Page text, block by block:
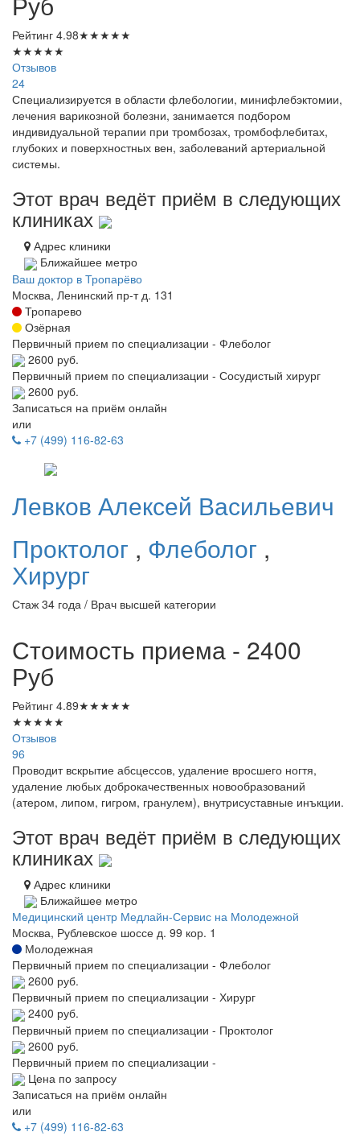
Рейтинг 4.98★★★★★
★★★★★
Отзывов
24
Специализируется в области флебологии, минифлебэктомии,
лечения варикозной болезни, занимается подбором
индивидуальной терапии при тромбозах, тромбофлебитах,
глубоких и поверхностных вен, заболеваний артериальной
системы.
Этот врач ведёт приём в следующих
клиниках
Адрес клиники
Ближайшее метро
Ваш доктор в Тропарёво
Москва, Ленинский пр-т д. 131
Тропарево
Озёрная
Первичный прием по специализации - Флеболог
2600 руб.
Первичный прием по специализации - Сосудистый хирург
2600 руб.
Записаться на приём онлайн
или
+7 (499) 116-82-63
Левков Алексей Васильевич
Проктолог , Флеболог ,
Хирург
Стаж 34 года / Врач высшей категории
Стоимость приема - 2400
Руб
Рейтинг 4.89★★★★★
★★★★★
Отзывов
96
Проводит вскрытие абсцессов, удаление вросшего ногтя,
удаление любых доброкачественных новообразований
(атером, липом, гигром, гранулем), внутрисуставные инъкции.
Этот врач ведёт приём в следующих
клиниках
Адрес клиники
Ближайшее метро
Медицинский центр Медлайн-Сервис на Молодежной
Москва, Рублевское шоссе д. 99 кор. 1
Молодежная
Первичный прием по специализации - Флеболог
2600 руб.
Первичный прием по специализации - Хирург
2400 руб.
Первичный прием по специализации - Проктолог
2600 руб.
Первичный прием по специализации -
Цена по запросу
Записаться на приём онлайн
или
+7 (499) 116-82-63